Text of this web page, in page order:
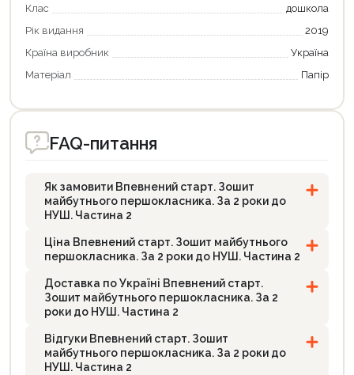
Клас
дошкола
Рік видання
2019
Країна виробник
Україна
Матеріал
Папір
FAQ-питання
Як замовити Впевнений старт. Зошит
майбутнього першокласника. За 2 роки до
НУШ. Частина 2
Ціна Впевнений старт. Зошит майбутнього
першокласника. За 2 роки до НУШ. Частина 2
Доставка по Україні Впевнений старт.
Зошит майбутнього першокласника. За 2
роки до НУШ. Частина 2
Відгуки Впевнений старт. Зошит
майбутнього першокласника. За 2 роки до
НУШ. Частина 2